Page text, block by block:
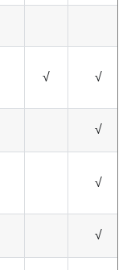
√ √
√
√
√